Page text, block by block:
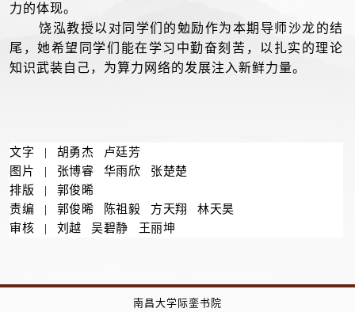
力的体现。
饶泓教授以对同学们的勉励作为本期导师沙龙的结
尾，她希望同学们能在学习中勤奋刻苦，以扎实的理论
知识武装自己，为算力网络的发展注入新鲜力量。
文字 | 胡勇杰 卢廷芳
图片 | 张博睿 华雨欣 张楚楚
排版 | 郭俊晞
责编 | 郭俊晞 陈祖毅 方天翔 林天昊
审核 | 刘越 吴碧静 王丽坤
南昌大学际銮书院